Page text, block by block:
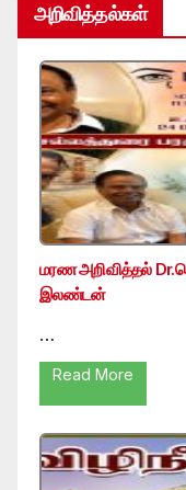
அறிவித்தல்கள்
மரண அறிவித்தல்
இலண்டன்
…
Read More